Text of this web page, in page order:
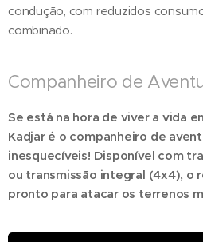
condução, com reduzidos
combinado.
Companheiro de
Se está na hora de viver a vida
Kadjar é o companheiro de
inesquecíveis! Disponível com
ou transmissão integral (4x4), o
pronto para atacar os terrenos